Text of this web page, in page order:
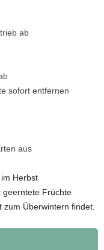
ab
sofort entfernen
aus
Herbst
geerntete Früchte
zum Überwintern findet.